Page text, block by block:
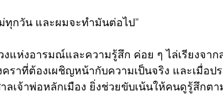
ทุกวัน และผมจะทำมันต่อไป”
แห่งอารมณ์และความรู้สึก ค่อย ๆ ไล่เรียงจาก
ราที่ต้องเผชิญหน้ากับความเป็นจริง และเมื่อป
ลเจ้าพ่อหลักเมือง ยิ่งช่วยขับเน้นให้คนดูรู้สึกต